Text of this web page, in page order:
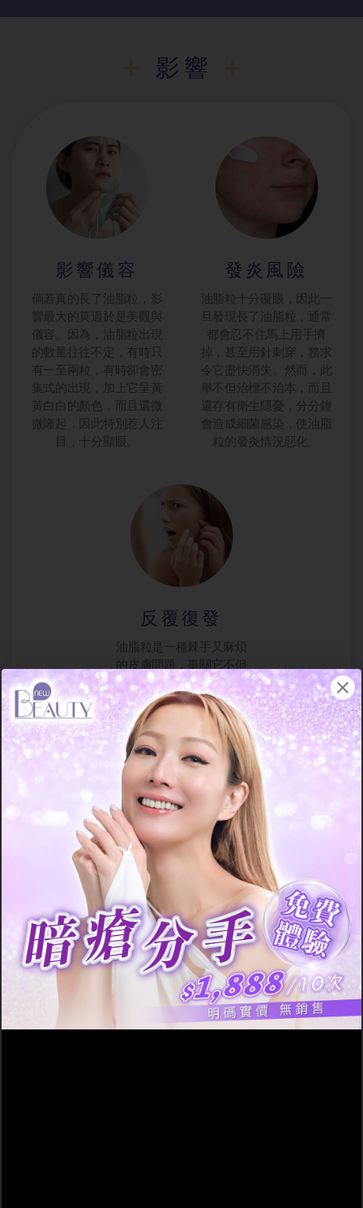
影響
影響儀容
倘若真的長了油脂粒，影
響最大的莫過於是美觀與
儀容。因為，油脂粒出現
的數量往往不定，有時只
有一至兩粒，有時卻會密
集式的出現，加上它呈黃
黃白白的顏色，而且還微
微隆起，因此特別惹人注
目，十分顯眼。
發炎風險
油脂粒十分礙眼，因此一
旦發現長了油脂粒，通常
都會忍不住馬上用手擠
掉，甚至用針刺穿，務求
令它盡快消失。然而，此
舉不但治標不治本，而且
還存有衛生隱憂，分分鐘
會造成細菌感染，使油脂
粒的發炎情況惡化。
反覆復發
油脂粒是一種棘手又麻煩
的皮膚問題，事關它不但
長得礙眼，而且單凡出現
一次，即使已經消下去
了，日後也很容易不斷復
發，故平日需要特別注意
潔膚與護膚，使皮膚盡量
保持清爽，以降低油脂粒
復發的機會。
解決方法